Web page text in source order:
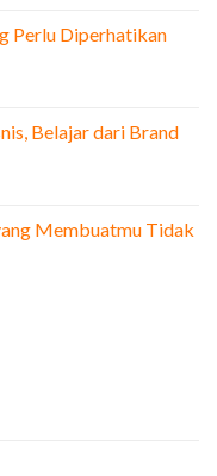
Perlu Diperhatikan
Belajar dari Brand
Membuatmu Tidak